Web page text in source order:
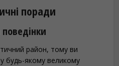
поради
район, тому ви
будь-якому великому